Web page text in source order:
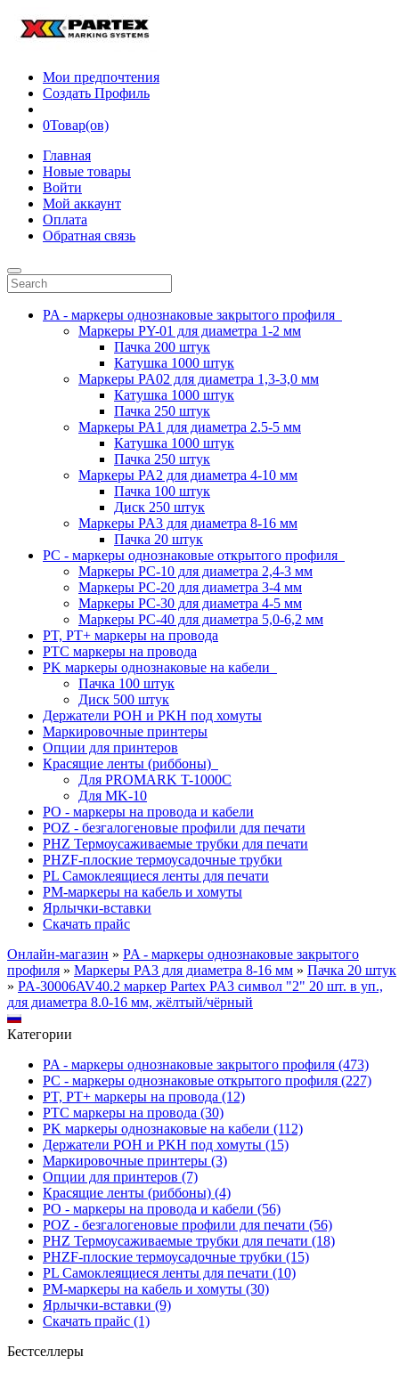
Мои предпочтения
Создать Профиль
0Товар(ов)
Главная
Новые товары
Войти
Мой аккаунт
Оплата
Обратная связь
PA - маркеры однознаковые закрытого профиля
Маркеры PY-01 для диаметра 1-2 мм
Пачка 200 штук
Катушка 1000 штук
Маркеры PA02 для диаметра 1,3-3,0 мм
Катушка 1000 штук
Пачка 250 штук
Маркеры PA1 для диаметра 2.5-5 мм
Катушка 1000 штук
Пачка 250 штук
Маркеры PA2 для диаметра 4-10 мм
Пачка 100 штук
Диск 250 штук
Маркеры PA3 для диаметра 8-16 мм
Пачка 20 штук
PC - маркеры однознаковые открытого профиля
Маркеры PC-10 для диаметра 2,4-3 мм
Маркеры PC-20 для диаметра 3-4 мм
Маркеры PC-30 для диаметра 4-5 мм
Маркеры PC-40 для диаметра 5,0-6,2 мм
PT, PT+ маркеры на провода
PTC маркеры на провода
PK маркеры однознаковые на кабели
Пачка 100 штук
Диск 500 штук
Держатели POH и PKH под хомуты
Маркировочные принтеры
Опции для принтеров
Красящие ленты (риббоны)
Для PROMARK T-1000C
Для MK-10
PO - маркеры на провода и кабели
POZ - безгалогеновые профили для печати
PHZ Термоусаживаемые трубки для печати
PHZF-плоские термоусадочные трубки
PL Самоклеящиеся ленты для печати
PM-маркеры на кабель и хомуты
Ярлычки-вставки
Скачать прайс
Онлайн-магазин » PA - маркеры однознаковые закрытого
профиля » Маркеры PA3 для диаметра 8-16 мм » Пачка 20 штук
» PA-30006AV40.2 маркер Partex PA3 символ "2" 20 шт. в уп.,
для диаметра 8.0-16 мм, жёлтый/чёрный
Категории
PA - маркеры однознаковые закрытого профиля (473)
PC - маркеры однознаковые открытого профиля (227)
PT, PT+ маркеры на провода (12)
PTC маркеры на провода (30)
PK маркеры однознаковые на кабели (112)
Держатели POH и PKH под хомуты (15)
Маркировочные принтеры (3)
Опции для принтеров (7)
Красящие ленты (риббоны) (4)
PO - маркеры на провода и кабели (56)
POZ - безгалогеновые профили для печати (56)
PHZ Термоусаживаемые трубки для печати (18)
PHZF-плоские термоусадочные трубки (15)
PL Самоклеящиеся ленты для печати (10)
PM-маркеры на кабель и хомуты (30)
Ярлычки-вставки (9)
Скачать прайс (1)
Бестселлеры